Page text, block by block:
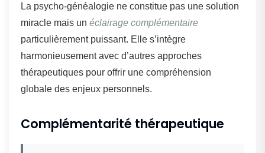
La psycho-généalogie ne constitue pas une solution
miracle mais un éclairage complémentaire
particulièrement puissant. Elle s’intègre
harmonieusement avec d’autres approches
thérapeutiques pour offrir une compréhension
globale des enjeux personnels.
Complémentarité thérapeutique